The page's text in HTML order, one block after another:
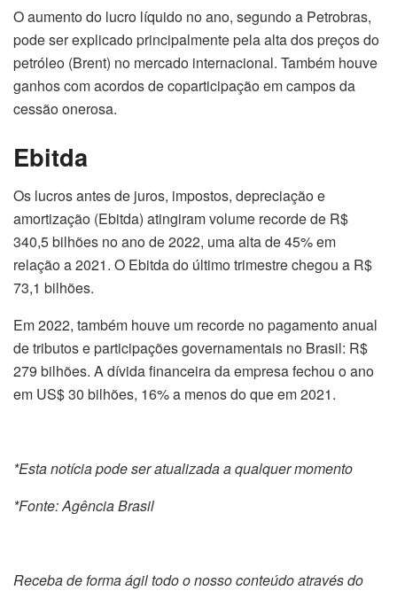
O aumento do lucro líquido no ano, segundo a Petrobras,
pode ser explicado principalmente pela alta dos preços do
petróleo (Brent) no mercado internacional. Também houve
ganhos com acordos de coparticipação em campos da
cessão onerosa.
Ebitda
Os lucros antes de juros, impostos, depreciação e
amortização (Ebitda) atingiram volume recorde de R$
340,5 bilhões no ano de 2022, uma alta de 45% em
relação a 2021. O Ebitda do último trimestre chegou a R$
73,1 bilhões.
Em 2022, também houve um recorde no pagamento anual
de tributos e participações governamentais no Brasil: R$
279 bilhões. A dívida financeira da empresa fechou o ano
em US$ 30 bilhões, 16% a menos do que em 2021.
*Esta notícia pode ser atualizada a qualquer momento
*Fonte: Agência Brasil
Receba de forma ágil todo o nosso conteúdo através do